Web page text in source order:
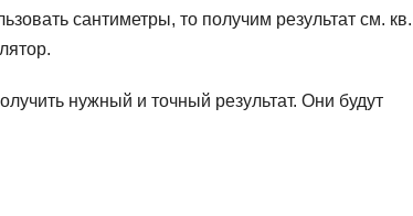
сантиметры, то получим результат см.
нужный и точный результат. Они будут